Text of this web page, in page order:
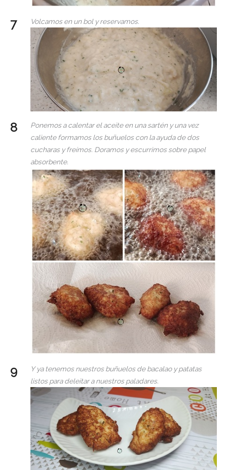
Volcamos en un bol y reservamos.
Ponemos a calentar el aceite en una sartén y una vez
caliente formamos los buñuelos con la ayuda de dos
cucharas y freímos. Doramos y escurrimos sobre papel
absorbente.
Y ya tenemos nuestros buñuelos de bacalao y patatas
listos para deleitar a nuestros paladares.